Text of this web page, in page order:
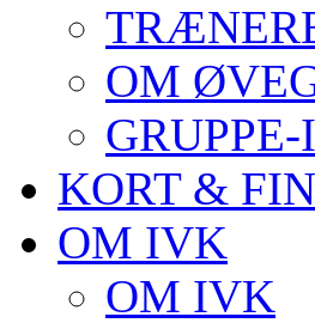
OM
KORT &
OM IVK
OM IVK